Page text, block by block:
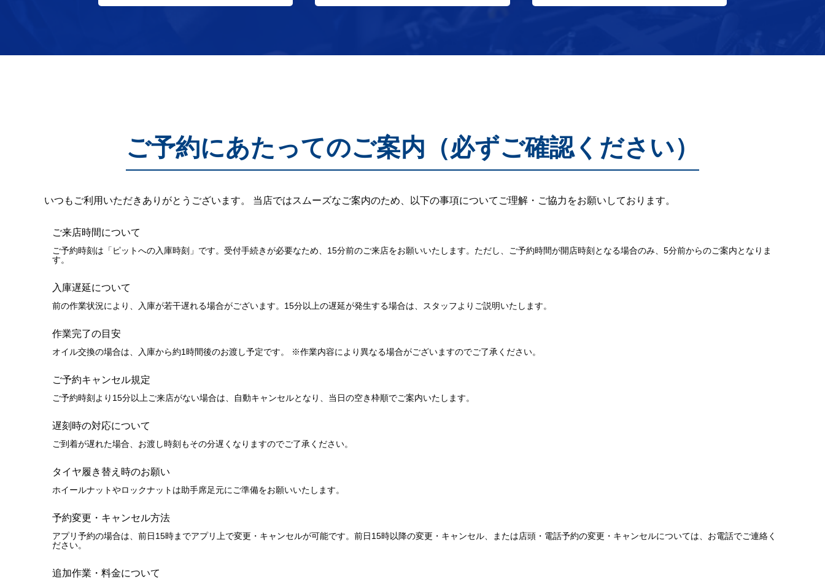
ご予約にあたってのご案内 （必ずご確認ください）
いつもご利用いただきありがとうございます。 当店ではスムーズなご案内のため、以下の事項についてご理解・ご協力をお願いしております。
ご来店時間について
ご予約時刻は「ピットへの入庫時刻」です。受付手続きが必要なため、15分前のご来店をお願いいたします。ただし、ご予約時間が開店時刻となる場合のみ、5分前からのご案内となりま
す。
入庫遅延について
前の作業状況により、入庫が若干遅れる場合がございます。15分以上の遅延が発生する場合は、スタッフよりご説明いたします。
作業完了の目安
オイル交換の場合は、入庫から約1時間後のお渡し予定です。 ※作業内容により異なる場合がございますのでご了承ください。
ご予約キャンセル規定
ご予約時刻より15分以上ご来店がない場合は、自動キャンセルとなり、当日の空き枠順でご案内いたします。
遅刻時の対応について
ご到着が遅れた場合、お渡し時刻もその分遅くなりますのでご了承ください。
タイヤ履き替え時のお願い
ホイールナットやロックナットは助手席足元にご準備をお願いいたします。
予約変更・キャンセル方法
アプリ予約の場合は、前日15時までアプリ上で変更・キャンセルが可能です。前日15時以降の変更・キャンセル、または店頭・電話予約の変更・キャンセルについては、お電話でご連絡く
ださい。
追加作業・料金について